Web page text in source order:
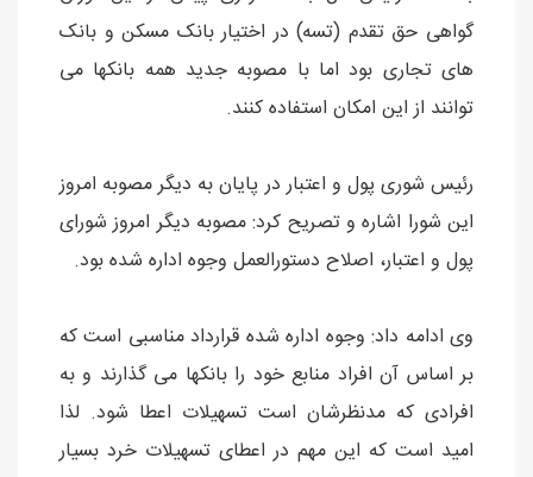
گواهی حق تقدم (تسه) در اختیار بانک مسکن و بانک
های تجاری بود اما با مصوبه جدید همه بانکها می
توانند از این امکان استفاده کنند.
رئیس شوری پول و اعتبار در پایان به دیگر مصوبه امروز
این شورا اشاره و تصریح کرد: مصوبه دیگر امروز شورای
پول و اعتبار، اصلاح دستورالعمل وجوه اداره شده بود.
وی ادامه داد: وجوه اداره شده قرارداد مناسبی است که
بر اساس آن افراد منابع خود را بانکها می گذارند و به
افرادی که مدنظرشان است تسهیلات اعطا شود. لذا
امید است که این مهم در اعطای تسهیلات خرد بسیار